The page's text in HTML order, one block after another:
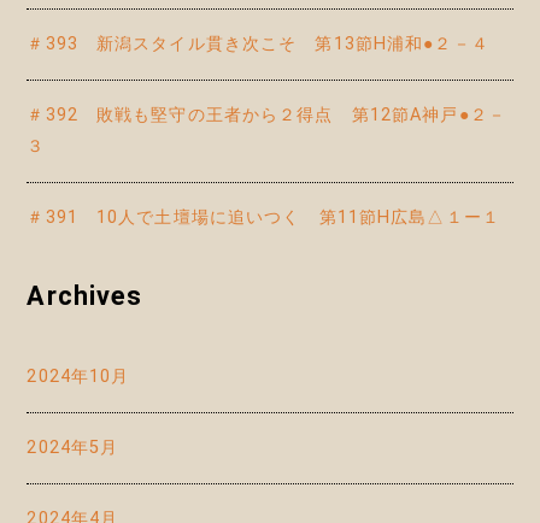
＃393 新潟スタイル貫き次こそ 第13節H浦和●２－４
＃392 敗戦も堅守の王者から２得点 第12節A神戸●２－
３
＃391 10人で土壇場に追いつく 第11節H広島△１ー１
Archives
2024年10月
2024年5月
2024年4月